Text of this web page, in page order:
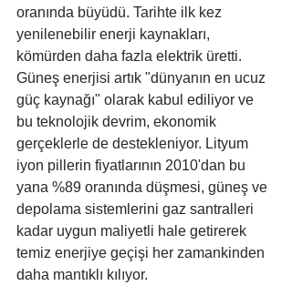
oranında büyüdü. Tarihte ilk kez
yenilenebilir enerji kaynakları,
kömürden daha fazla elektrik üretti.
Güneş enerjisi artık "dünyanın en ucuz
güç kaynağı" olarak kabul ediliyor ve
bu teknolojik devrim, ekonomik
gerçeklerle de destekleniyor. Lityum
iyon pillerin fiyatlarının 2010'dan bu
yana %89 oranında düşmesi, güneş ve
depolama sistemlerini gaz santralleri
kadar uygun maliyetli hale getirerek
temiz enerjiye geçişi her zamankinden
daha mantıklı kılıyor.